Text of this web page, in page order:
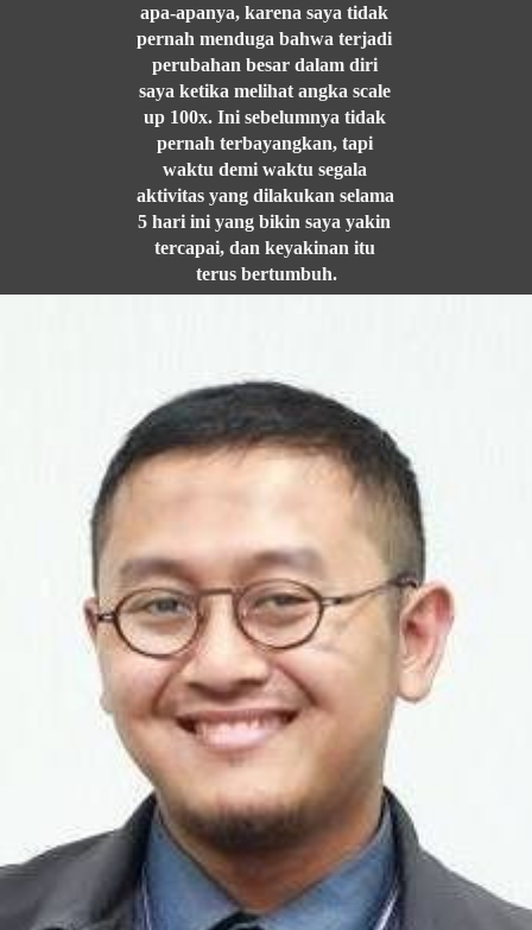
apa-apanya, karena saya tidak
pernah menduga bahwa terjadi
perubahan besar dalam diri
saya ketika melihat angka scale
up 100x. Ini sebelumnya tidak
pernah terbayangkan, tapi
waktu demi waktu segala
aktivitas yang dilakukan selama
5 hari ini yang bikin saya yakin
tercapai, dan keyakinan itu
terus bertumbuh.